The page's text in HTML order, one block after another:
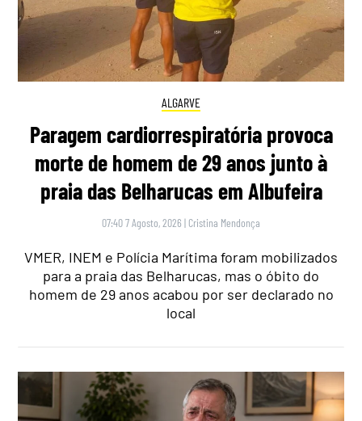
ALGARVE
Paragem cardiorrespiratória provoca
morte de homem de 29 anos junto à
praia das Belharucas em Albufeira
07:40 7 Agosto, 2026 | Cristina Mendonça
VMER, INEM e Polícia Marítima foram mobilizados
para a praia das Belharucas, mas o óbito do
homem de 29 anos acabou por ser declarado no
local